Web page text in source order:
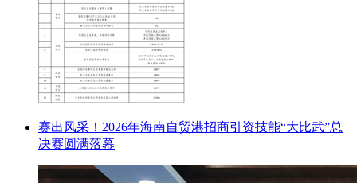
赛出风采！2026年海南自贸港招商引资技能“大比武”总
决赛圆满落幕